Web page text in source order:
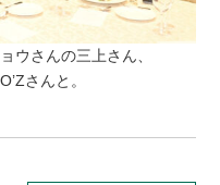
ウさんの三上さん、
さんと。